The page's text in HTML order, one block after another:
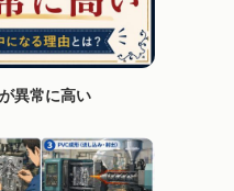
異常に高い